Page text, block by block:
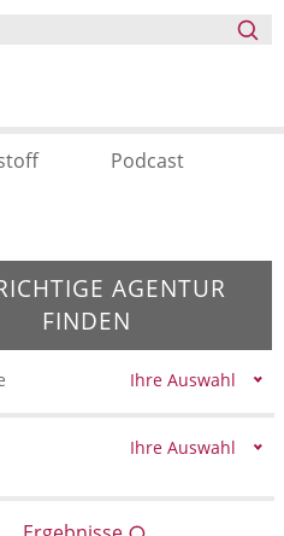
Podcast
AGENTUR
FINDEN
Ihre Auswahl
Ihre Auswahl